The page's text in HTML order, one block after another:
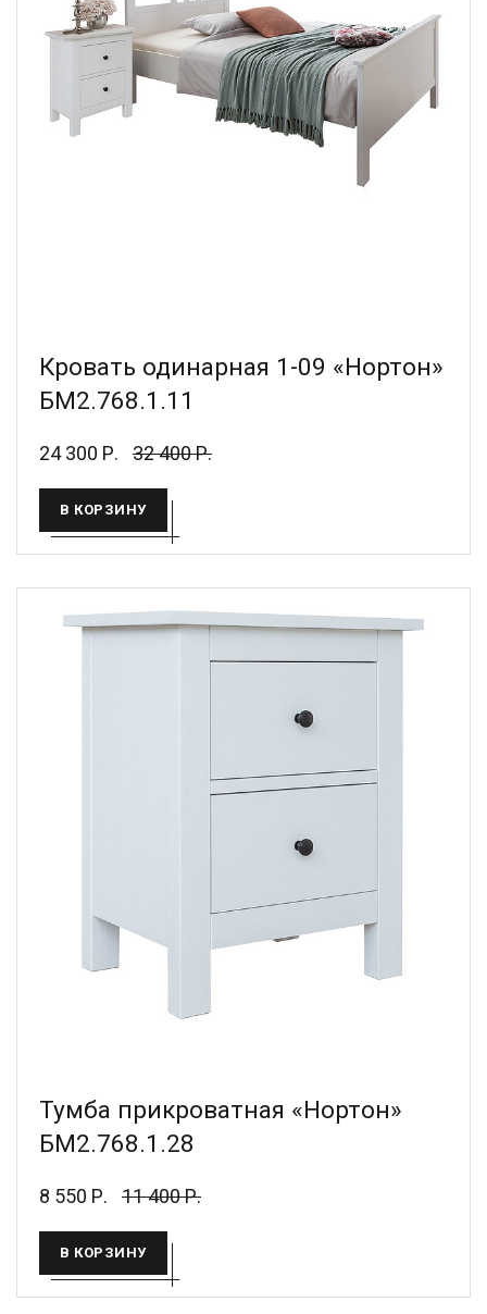
Кровать одинарная 1-09 «Нортон»
БМ2.768.1.11
24 300 Р. 32 400 Р.
В КОРЗИНУ
Тумба прикроватная «Нортон»
БМ2.768.1.28
8 550 Р. 11 400 Р.
В КОРЗИНУ